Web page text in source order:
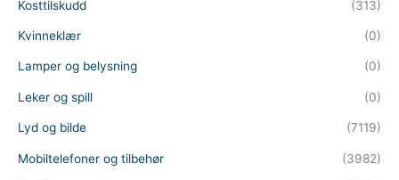
Kosttilskudd (313)
Kvinneklær (0)
Lamper og belysning (0)
Leker og spill (0)
Lyd og bilde (7119)
Mobiltelefoner og tilbehør (3982)